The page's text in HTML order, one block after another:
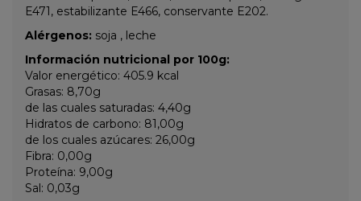
E471, estabilizante E466, conservante E202.
Alérgenos: soja , leche
Información nutricional por 100g:
Valor energético: 405.9 kcal
Grasas: 8,70g
de las cuales saturadas: 4,40g
Hidratos de carbono: 81,00g
de los cuales azúcares: 26,00g
Fibra: 0,00g
Proteína: 9,00g
Sal: 0,03g